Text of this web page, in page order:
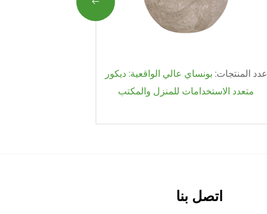
عدد المنتجات: بونساي عالي الواقعية: ديكور
متعدد الاستخدامات للمنزل والمكتب
اتصل بنا